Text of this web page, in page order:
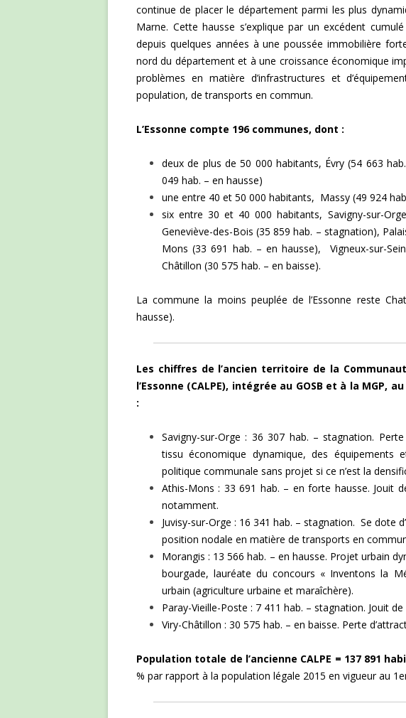
continue de placer le département parmi les plus
Marne. Cette hausse s’explique par un excédent
depuis quelques années à une poussée immobilière
nord du département et à une croissance économique
problèmes en matière d’infrastructures et
population, de transports en commun.
L’Essonne compte 196 communes, dont :
deux de plus de 50 000 habitants, Évry (54 663
049 hab. – en hausse)
une entre 40 et 50 000 habitants, Massy (49 924
six entre 30 et 40 000 habitants, Savigny-sur-
Geneviève-des-Bois (35 859 hab. – stagnation),
Mons (33 691 hab. – en hausse), Vigneux-sur-
Châtillon (30 575 hab. – en baisse).
La commune la moins peuplée de l’Essonne reste
hausse).
Les chiffres de l’ancien territoire de la
l’Essonne (CALPE), intégrée au GOSB et à la MGP,
:
Savigny-sur-Orge : 36 307 hab. – stagnation.
tissu économique dynamique, des équipements
politique communale sans projet si ce n’est la
Athis-Mons : 33 691 hab. – en forte hausse. Jouit
notamment.
Juvisy-sur-Orge : 16 341 hab. – stagnation. Se dote
position nodale en matière de transports en
Morangis : 13 566 hab. – en hausse. Projet urbain
bourgade, lauréate du concours « Inventons la
urbain (agriculture urbaine et maraîchère).
Paray-Vieille-Poste : 7 411 hab. – stagnation. Jouit
Viry-Châtillon : 30 575 hab. – en baisse. Perte
Population totale de l’ancienne CALPE = 137 891
% par rapport à la population légale 2015 en vigueur au